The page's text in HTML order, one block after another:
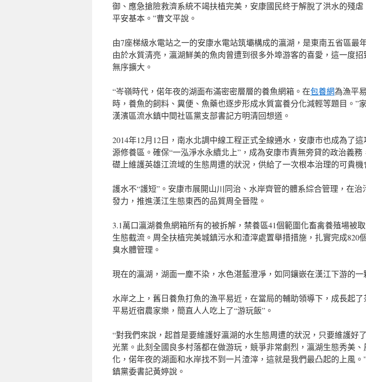
御、應急搶險救濟系統不竭扶植完美，安康國民終于解脫了洪水的殘
平安基本。”曹文平說。
由7座梯級水電站之一的安康水電站筑壩構成的瀛湖，是東南五省區最
由於水質清亮，瀛湖鮮美的魚肉曾遭到很多外埠游客的喜愛，這一度
無序擴大。
“岑嶺時代，偌年夜的湖面布滿密密層層的養魚網箱。在包養網為漁平
時，養魚的飼料、糞便、魚藥也逐步形成水質富養分化減輕等題目。”
漢濱區流水鎮中間社區黨支部書記方明清回想道。
2014年12月12日，南水北調中線工程正式全線通水，安康市也成為了
源修養區。確保“一泓淨水永續北上”，成為安康市責無旁貸的政治義
礎上維護英雄江流域的生態周遭的狀況，供給了一次根本治理的可貴機
護水不“護短”。安康市展開山川同治、水岸齊管的體系綜合管理，在
發力，推進漢江生態東西的品質周全晉陞。
3.1萬口瀛湖養魚網箱所有的被拆解，禁養區41個範圍化畜禽養殖場被
生態截流。周全扶植完美城鎮污水和渣滓處置舉措措施，扎實完成820
臭水體管理。
現在的瀛湖，湖面一塵不染，水色湛藍澄凈，如同鑲嵌在漢江下游的一
水岸之上，舊日養魚打魚的漁平易近，在當局的輔助領導下，成長起
平易近宿農家樂，簡直人人吃上了“游玩飯”。
“對我們來說，起首是要維護好瀛湖的水生態周遭的狀況，只要維護好
光業。此刻全國良多村落都在做游玩，競爭非常劇烈，瀛湖生態秀美
化，偌年夜的湖面和水岸找不到一片渣滓，這就是我們最凸起的上風。
鎮黨委書記黃婷說。